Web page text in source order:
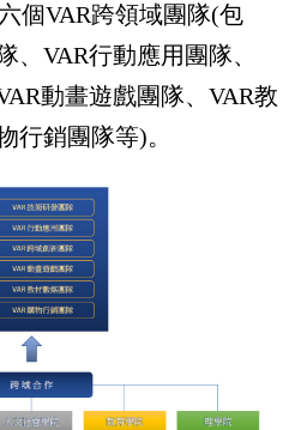
個VAR跨領域團隊(包
、VAR行動應用團隊、
動畫遊戲團隊、VAR教
行銷團隊等)。